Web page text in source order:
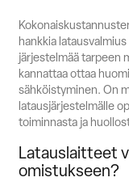
hankkia
järjestelmää tarpeen
kannattaa ottaa
sähköistyminen. On
latausjärjestelmälle
toiminnasta ja
Latauslaitteet
omistukseen?